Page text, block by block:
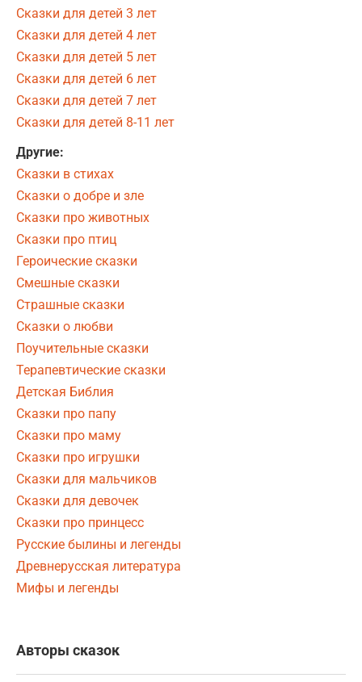
Сказки для детей 3 лет
Сказки для детей 4 лет
Сказки для детей 5 лет
Сказки для детей 6 лет
Сказки для детей 7 лет
Сказки для детей 8-11 лет
Другие:
Сказки в стихах
Сказки о добре и зле
Сказки про животных
Сказки про птиц
Героические сказки
Смешные сказки
Страшные сказки
Сказки о любви
Поучительные сказки
Терапевтические сказки
Детская Библия
Сказки про папу
Сказки про маму
Сказки про игрушки
Сказки для мальчиков
Сказки для девочек
Сказки про принцесс
Русские былины и легенды
Древнерусская литература
Мифы и легенды
Авторы сказок